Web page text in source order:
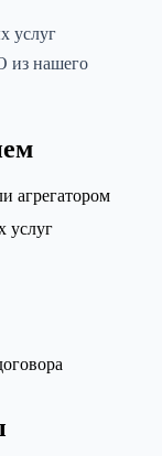
услуг
из нашего
агрегатором
услуг